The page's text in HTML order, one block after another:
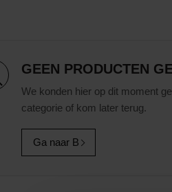
GEEN PRODUCTEN
We konden hier op dit moment
categorie of kom later terug.
Ga naar B